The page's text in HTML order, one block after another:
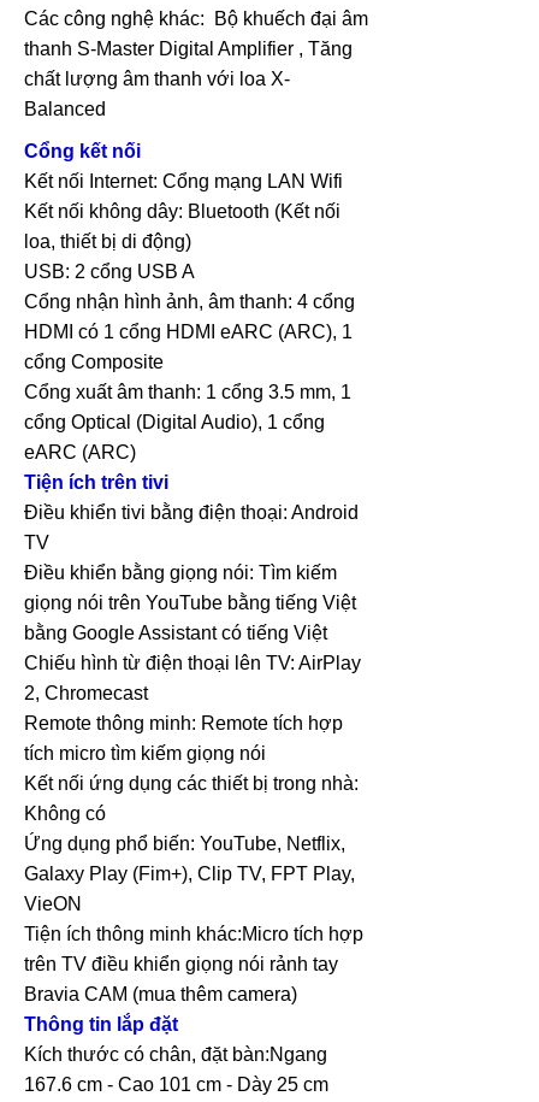
Các công nghệ khác: Bộ khuếch đại âm
thanh S-Master Digital Amplifier , Tăng
chất lượng âm thanh với loa X-
Balanced
Cổng kết nối
Kết nối Internet: Cổng mạng LAN Wifi
Kết nối không dây: Bluetooth (Kết nối
loa, thiết bị di động)
USB: 2 cổng USB A
Cổng nhận hình ảnh, âm thanh: 4 cổng
HDMI có 1 cổng HDMI eARC (ARC), 1
cổng Composite
Cổng xuất âm thanh: 1 cổng 3.5 mm, 1
cổng Optical (Digital Audio), 1 cổng
eARC (ARC)
Tiện ích trên tivi
Điều khiển tivi bằng điện thoại: Android
TV
Điều khiển bằng giọng nói: Tìm kiếm
giọng nói trên YouTube bằng tiếng Việt
bằng Google Assistant có tiếng Việt
Chiếu hình từ điện thoại lên TV: AirPlay
2, Chromecast
Remote thông minh: Remote tích hợp
tích micro tìm kiếm giọng nói
Kết nối ứng dụng các thiết bị trong nhà:
Không có
Ứng dụng phổ biến: YouTube, Netflix,
Galaxy Play (Fim+), Clip TV, FPT Play,
VieON
Tiện ích thông minh khác:Micro tích hợp
trên TV điều khiển giọng nói rảnh tay
Bravia CAM (mua thêm camera)
Thông tin lắp đặt
Kích thước có chân, đặt bàn:Ngang
167.6 cm - Cao 101 cm - Dày 25 cm